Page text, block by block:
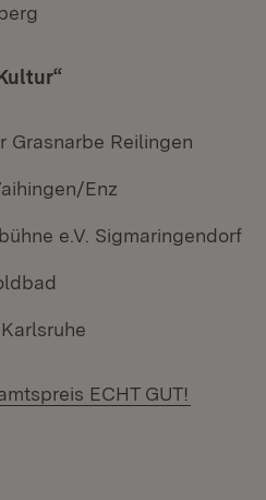
Grasnarbe Reilingen
Enz
e.V. Sigmaringendorf
ECHT GUT!